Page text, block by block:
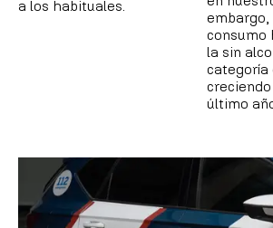
a los habituales.
consumo
la sin
categoría
último